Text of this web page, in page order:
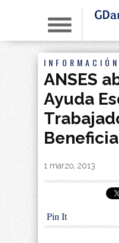
INFORMACIÓN
ANSES
Ayuda
By|
1 marzo, 2013
Pin It